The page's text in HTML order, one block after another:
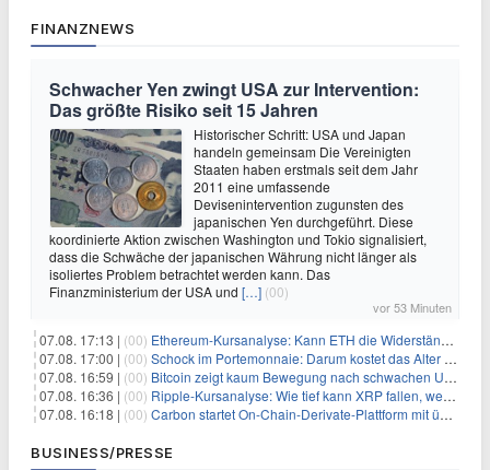
FINANZNEWS
Schwacher Yen zwingt USA zur Intervention:
Das größte Risiko seit 15 Jahren
Historischer Schritt: USA und Japan
handeln gemeinsam Die Vereinigten
Staaten haben erstmals seit dem Jahr
2011 eine umfassende
Devisenintervention zugunsten des
japanischen Yen durchgeführt. Diese
koordinierte Aktion zwischen Washington und Tokio signalisiert,
dass die Schwäche der japanischen Währung nicht länger als
isoliertes Problem betrachtet werden kann. Das
Finanzministerium der USA und […] (00)
vor 53 Minuten
07.08. 17:13 | (00) Ethereum-Kursanalyse: Kann ETH die Widerstände der gleitenden Durchschnitte überwinden?
07.08. 17:00 | (00) Schock im Portemonnaie: Darum kostet das Alter deutlich mehr als Sie denken
07.08. 16:59 | (00) Bitcoin zeigt kaum Bewegung nach schwachen US-Arbeitsmarktdaten, Fed-Zinserhöhungschancen sinken auf 44%
07.08. 16:36 | (00) Ripple-Kursanalyse: Wie tief kann XRP fallen, wenn die $1-Unterstützung am Wochenende verloren geht?
07.08. 16:18 | (00) Carbon startet On-Chain-Derivate-Plattform mit über 950 Märkten in einem Konto
BUSINESS/PRESSE